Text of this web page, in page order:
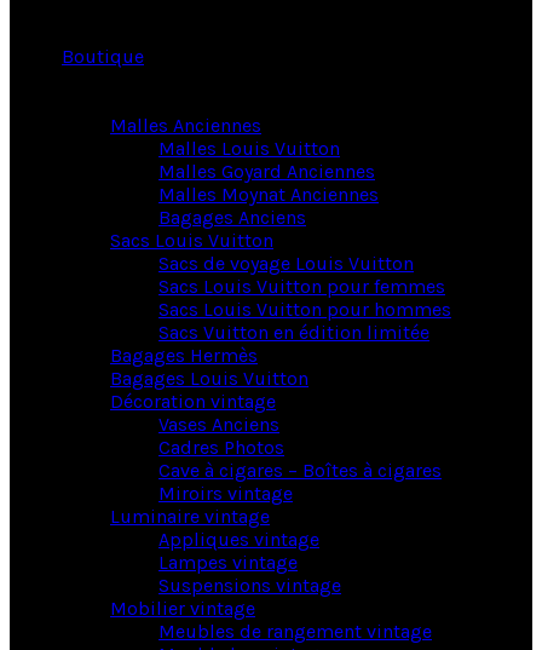
Boutique
Malles Anciennes
Malles Louis Vuitton
Malles Goyard Anciennes
Malles Moynat Anciennes
Bagages Anciens
Sacs Louis Vuitton
Sacs de voyage Louis Vuitton
Sacs Louis Vuitton pour femmes
Sacs Louis Vuitton pour hommes
Sacs Vuitton en édition limitée
Bagages Hermès
Bagages Louis Vuitton
Décoration vintage
Vases Anciens
Cadres Photos
Cave à cigares – Boîtes à cigares
Miroirs vintage
Luminaire vintage
Appliques vintage
Lampes vintage
Suspensions vintage
Mobilier vintage
Meubles de rangement vintage